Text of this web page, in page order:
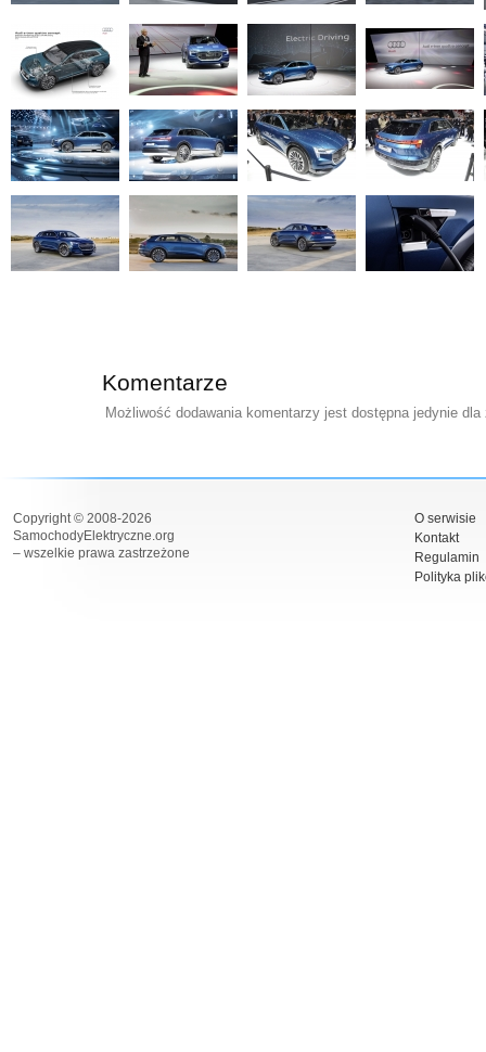
Komentarze
Możliwość dodawania komentarzy jest dostępna jedynie
Copyright © 2008-2026
SamochodyElektryczne.org
– wszelkie prawa zastrzeżone
O serwisie
Kontakt
Regulamin
Polityka